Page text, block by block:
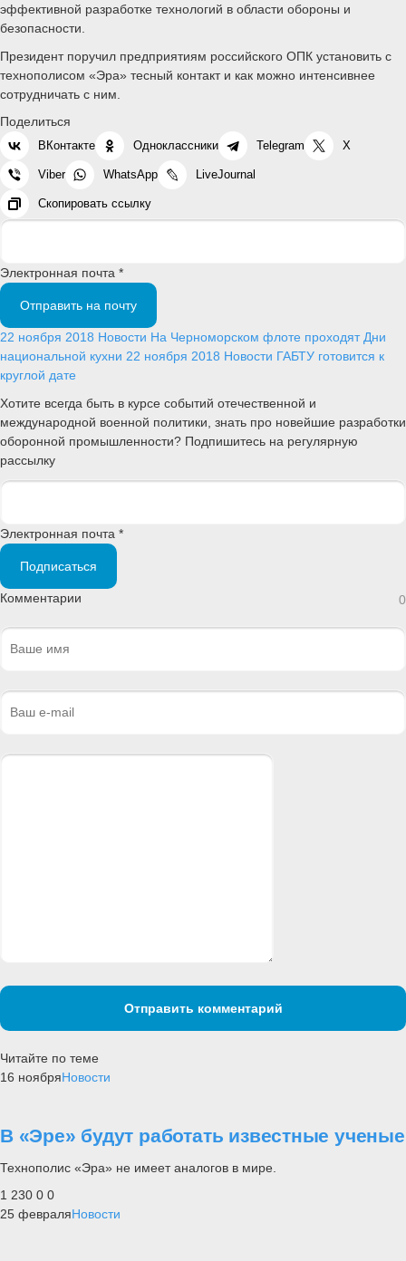
эффективной разработке технологий в области обороны и
безопасности.
Президент поручил предприятиям российского ОПК установить с
технополисом «Эра» тесный контакт и как можно интенсивнее
сотрудничать с ним.
Поделиться
ВКонтакте Одноклассники Telegram X
Viber WhatsApp LiveJournal
Скопировать ссылку
Электронная почта *
Отправить на почту
22 ноября 2018 Новости На Черноморском флоте проходят Дни
национальной кухни 22 ноября 2018 Новости ГАБТУ готовится к
круглой дате
Хотите всегда быть в курсе событий отечественной и
международной военной политики, знать про новейшие разработки
оборонной промышленности? Подпишитесь на регулярную
рассылку
Электронная почта *
Подписаться
Комментарии 0
Отправить комментарий
Читайте по теме
16 ноябряНовости
В «Эре» будут работать известные ученые
Технополис «Эра» не имеет аналогов в мире.
1 230 0 0
25 февраляНовости